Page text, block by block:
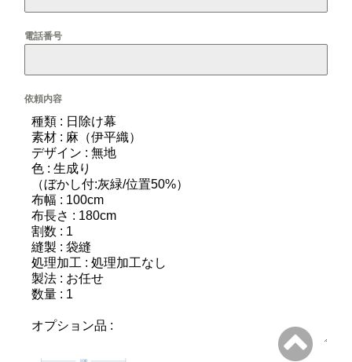
電話番号
依頼内容